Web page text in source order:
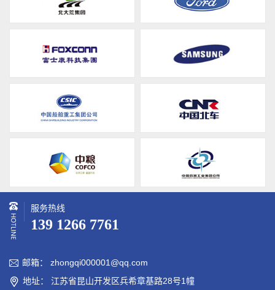
服务热线
139 1266 7761
 邮箱： zhongqi000001@qq.com
 地址： 江苏省昆山开发区兵希章基路28号1幢